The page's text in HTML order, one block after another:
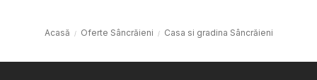
Acasă Oferte Sâncrăieni Casa si gradina Sâncrăieni